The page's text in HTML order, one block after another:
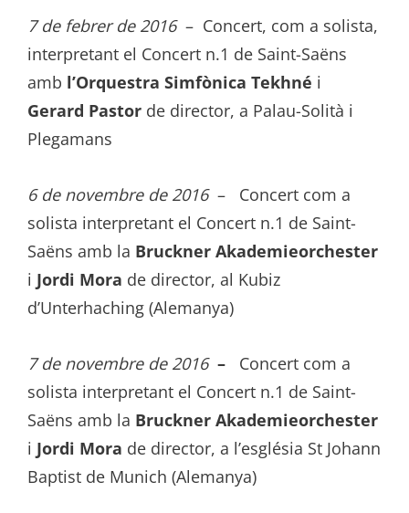
7 de febrer de 2016 – Concert, com a solista,
interpretant el Concert n.1 de Saint-Saëns
amb l’Orquestra Simfònica Tekhné i
Gerard Pastor de director, a Palau-Solità i
Plegamans
6 de novembre de 2016 – Concert com a
solista interpretant el Concert n.1 de Saint-
Saëns amb la Bruckner Akademieorchester
i Jordi Mora de director, al Kubiz
d’Unterhaching (Alemanya)
7 de novembre de 2016–
Concert com a
solista interpretant el Concert n.1 de Saint-
Saëns amb la Bruckner Akademieorchester
i Jordi Mora de director, a l’església St Johann
Baptist de Munich (Alemanya)